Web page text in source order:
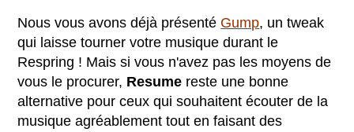
Nous vous avons déjà présenté Gump, un tweak
qui laisse tourner votre musique durant le
Respring ! Mais si vous n'avez pas les moyens de
vous le procurer, Resume reste une bonne
alternative pour ceux qui souhaitent écouter de la
musique agréablement tout en faisant des